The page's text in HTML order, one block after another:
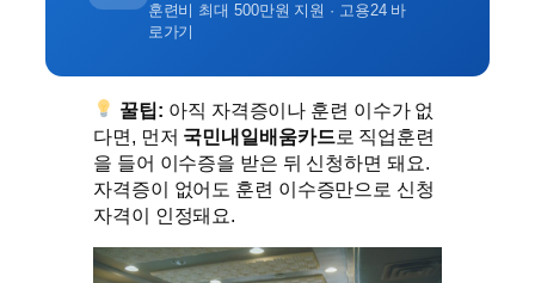
훈련비 최대 500만원 지원 · 고용24 바
로가기
꿀팁: 아직 자격증이나 훈련 이수가 없
다면, 먼저 국민내일배움카드로 직업훈련
을 들어 이수증을 받은 뒤 신청하면 돼요.
자격증이 없어도 훈련 이수증만으로 신청
자격이 인정돼요.